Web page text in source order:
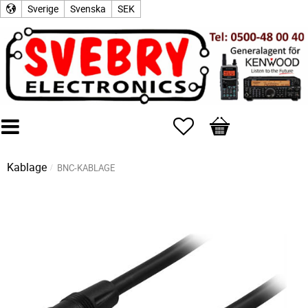
Sverige Svenska SEK
Favoriter
Kundvagn
Kablage BNC-KABLAGE